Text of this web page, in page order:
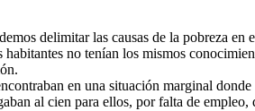
delimitar las causas de la pobreza en
habitantes no tenían los mismos
en una situación marginal donde
al cien para ellos, por falta de empleo,